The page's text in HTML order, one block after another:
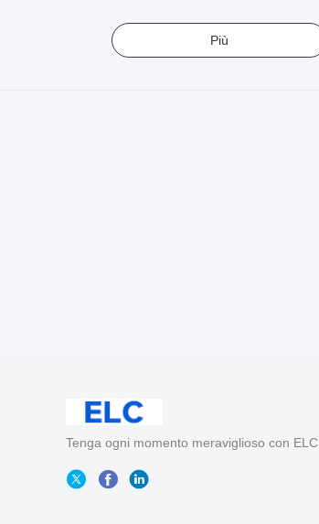
Più
Tenga ogni momento meraviglioso con ELC